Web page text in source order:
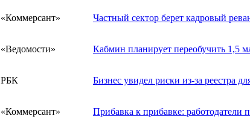
«Коммерсант» Частный сектор берет кадровый
«Ведомости» Кабмин планирует переобучить 1,5
РБК Бизнес увидел риски из-за реестра
«Коммерсант» Прибавка к прибавке: